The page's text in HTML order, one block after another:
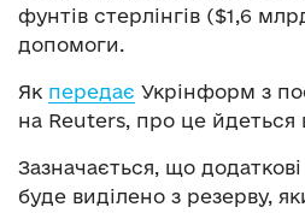
фунтів стерлінгів ($1,6
допомоги.
Як передає Укрінформ з
на Reuters, про це йдеться
Зазначається, що
буде виділено з резерву,